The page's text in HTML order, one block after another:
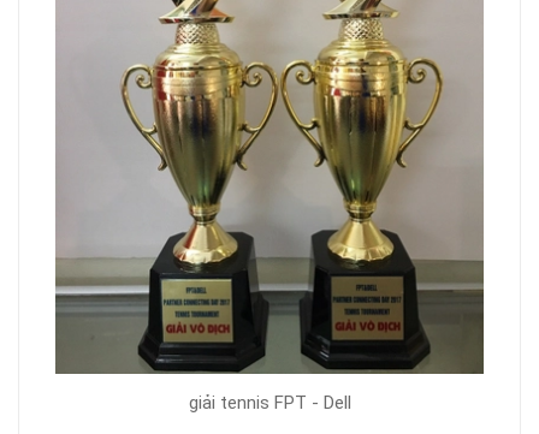
giải tennis FPT - Dell